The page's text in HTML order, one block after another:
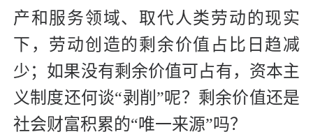
产和服务领域、取代人类劳动的现实
下，劳动创造的剩余价值占比日趋减
少；如果没有剩余价值可占有，资本主
义制度还何谈“剥削”呢？剩余价值还是
社会财富积累的“唯一来源”吗？